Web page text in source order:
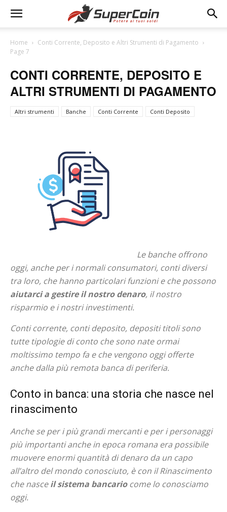
Home
Conti Corrente, Deposito e Altri Strumenti di Pagamento
Page 7
CONTI CORRENTE, DEPOSITO E
ALTRI STRUMENTI DI PAGAMENTO
Altri strumenti Banche Conti Corrente Conti Deposito
Le banche offrono
oggi, anche per i normali consumatori, conti diversi
tra loro, che hanno particolari funzioni e che possono
aiutarci a gestire il nostro denaro, il nostro
risparmio e i nostri investimenti.
Conti corrente, conti deposito, depositi titoli sono
tutte tipologie di conto che sono nate ormai
moltissimo tempo fa e che vengono oggi offerte
anche dalla più remota banca di periferia.
Conto in banca: una storia che nasce nel
rinascimento
Anche se per i più grandi mercanti e per i personaggi
più importanti anche in epoca romana era possibile
muovere enormi quantità di denaro da un capo
all’altro del mondo conosciuto, è con il Rinascimento
che nasceil sistema bancariocome lo conosciamo
oggi.